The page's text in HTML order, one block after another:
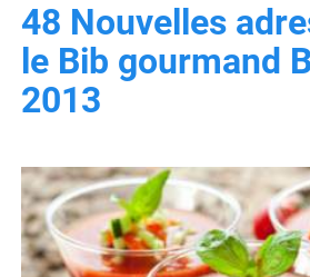
48 Nouvelles
le Bib gourmand
2013